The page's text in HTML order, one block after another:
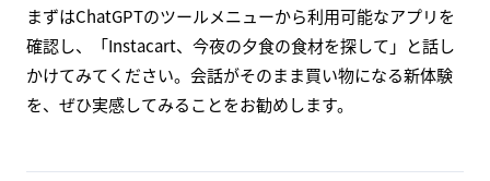
まずはChatGPTのツールメニューから利用可能なアプリを
確認し、「Instacart、今夜の夕食の食材を探して」と話し
かけてみてください。会話がそのまま買い物になる新体験
を、ぜひ実感してみることをお勧めします。